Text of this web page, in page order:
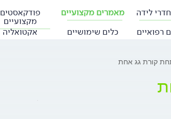
לידה מאמרים מקצועיים פודקאסטים
מקצועיים
רפואיים כלים שימושיים אקטואליה
קורת גג אחת